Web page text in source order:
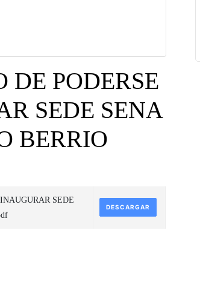
DE PODERSE
SEDE SENA
BERRIO
SEDE
DESCARGAR